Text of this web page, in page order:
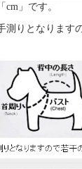
」です。
りとなります